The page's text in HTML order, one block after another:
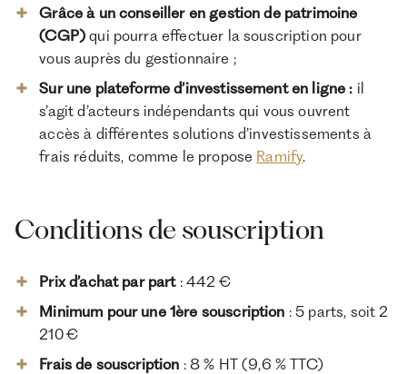
Grâce à un conseiller en gestion de patrimoine
(CGP) qui pourra effectuer la souscription pour
vous auprès du gestionnaire ;
Sur une plateforme d’investissement en ligne : il
s’agit d’acteurs indépendants qui vous ouvrent
accès à différentes solutions d’investissements à
frais réduits, comme le propose Ramify.
Conditions de souscription
Prix d’achat par part : 442 €
Minimum pour une 1ère souscription : 5 parts, soit 2
210 €
Frais de souscription : 8 % HT (9,6 % TTC)